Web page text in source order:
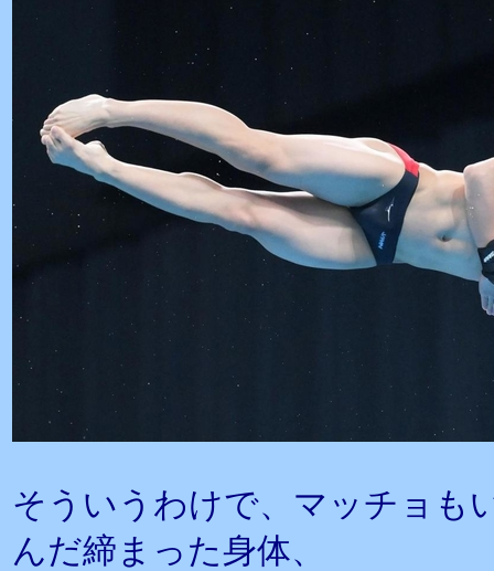
そういうわけで、マッチョも
んだ締まった身体、